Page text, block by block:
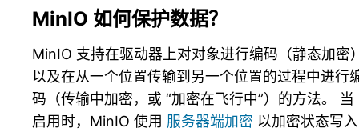
MinIO 如何保护数据？
MinIO 支持在驱动器上对对象进行编码（静态加密
以及在从一个位置传输到另一个位置的过程中进行
码（传输中加密，或 “加密在飞行中”）的方法。 当
启用时，MinIO 使用 服务器端加密 以加密状态写入